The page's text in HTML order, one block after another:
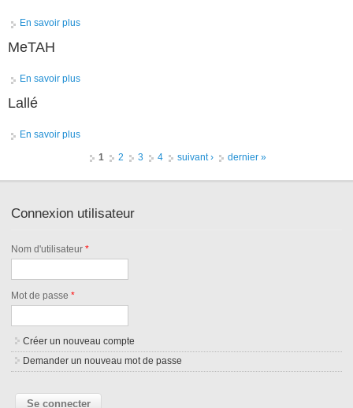
En savoir plus
MeTAH
En savoir plus
Lallé
En savoir plus
1 2 3 4 suivant › dernier »
Connexion utilisateur
Nom d'utilisateur*
Mot de passe*
Créer un nouveau compte
Demander un nouveau mot de passe